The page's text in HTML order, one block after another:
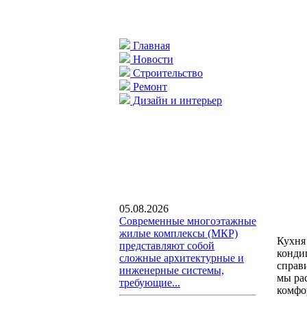
Главная
Новости
Строительство
Ремонт
Дизайн и интерьер
05.08.2026
Современные многоэтажные
жилые комплексы (МКР)
представляют собой
сложные архитектурные и
инженерные системы,
требующие...
Кухня
мы